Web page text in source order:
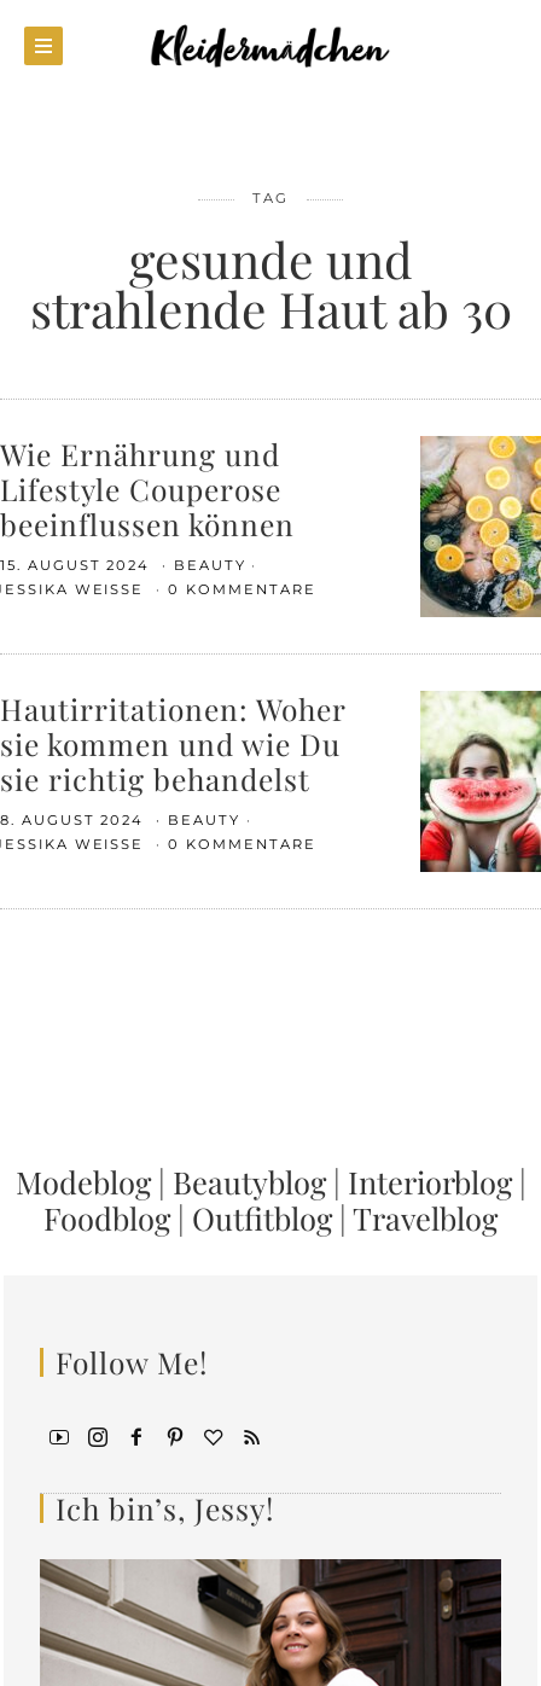
TAG
gesunde und
strahlende Haut ab 30
Wie Ernährung und
Lifestyle Couperose
beeinflussen können
15. AUGUST 2024
BEAUTY
WEISSE
0 KOMMENTARE
Hautirritationen: Woher
sie kommen und wie Du
sie richtig behandelst
8. AUGUST 2024
BEAUTY
WEISSE
0 KOMMENTARE
Modeblog| Beautyblog| Interiorblog|
Foodblog| Outfitblog| Travelblog
Follow Me!
Ich bin’s, Jessy!